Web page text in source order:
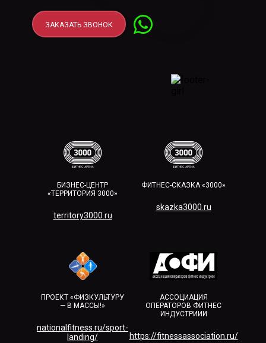
ЗАКАЗАТЬ ЗВОНОК
БИЗНЕС-ЦЕНТР
«ТЕРРИТОРИЯ 3000»
territory3000.ru​
ФИТНЕС-СКАЗКА «3000»
skazka3000.ru
ПРОЕКТ «ФИЗКУЛЬТУРУ
— В МАССЫ!»
nationalfitness.ru/sport-
landing/
АССОЦИАЦИЯ
ОПЕРАТОРОВ ФИТНЕС
ИНДУСТРИИИ
https://fitnessassociation.ru/